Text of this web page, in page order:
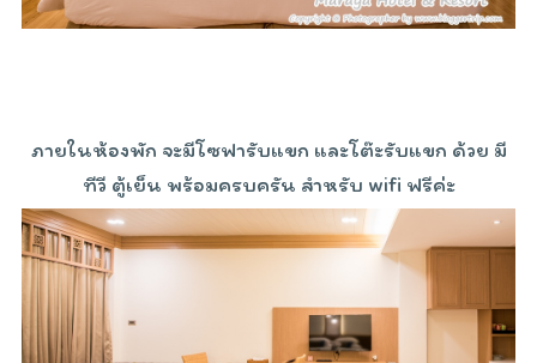
ภายในห้องพัก จะมีโซฟารับแขก และโต๊ะรับแขก ด้วย มี
ทีวี ตู้เย็น พร้อมครบครัน สำหรับ wifi ฟรีค่ะ